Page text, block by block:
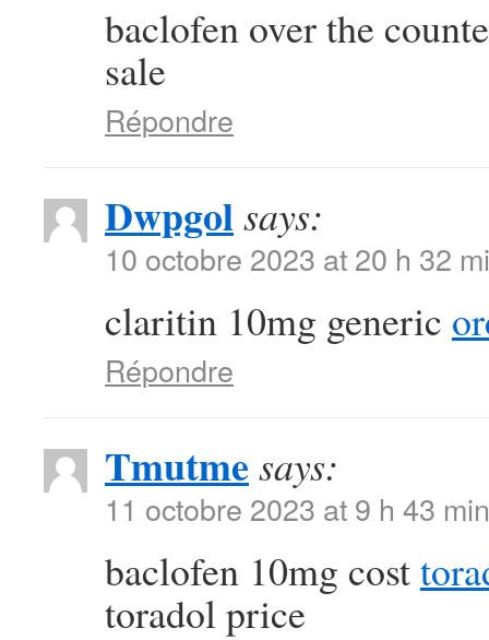
baclofen over the
sale
Répondre
Dwpgolsays:
10 octobre 2023 at 20 h 32
claritin 10mg generic
Répondre
Tmutme says:
11 octobre 2023 at 9 h 43 min
baclofen 10mg cost
toradol price